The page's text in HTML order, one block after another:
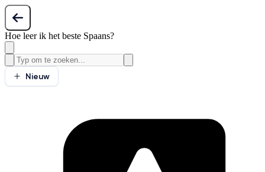
Hoe leer ik het beste Spaans?
Nieuw